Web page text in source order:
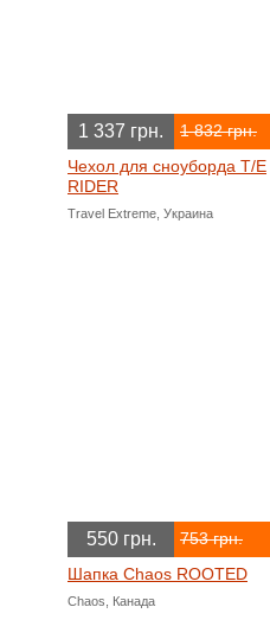
1 337 грн. 1 832 грн.
Чехол для сноуборда T/E
RIDER
Travel Extreme, Украина
550 грн. 753 грн.
Шапка Chaos ROOTED
Chaos, Канада